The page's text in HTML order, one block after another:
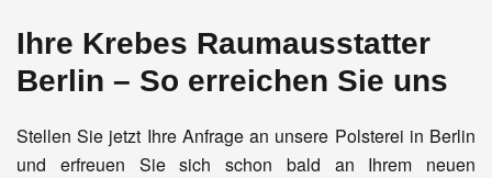
Ihre Krebes Raumausstatter
Berlin – So erreichen Sie uns
Stellen Sie jetzt Ihre Anfrage an unsere Polsterei in Berlin
und erfreuen Sie sich schon bald an Ihrem neuen